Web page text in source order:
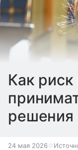
Как риск
решения
24 мая 2026